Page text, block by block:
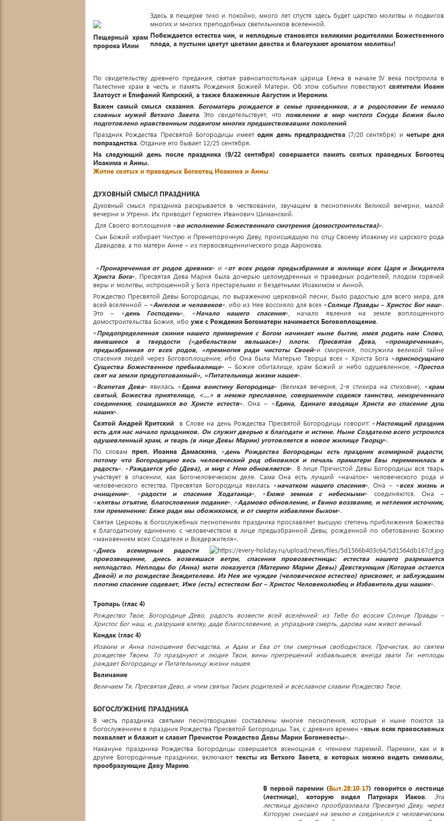
Пещерный храм
пророка Илии
Здесь в пещерке тихо и покойно, много лет спустя здесь будет царство молитвы и подвигов
многих и многих преподобных светильников вселенной.
Побеждается естества чин, и неплодные становятся великими родителями Божественного
плода, а пустыни цветут цветами девства и благоухают ароматом молитвы!
По свидетельству древнего предания, святая равноапостольная царица Елена в начале IV века построила в
Палестине храм в честь и память Рождения Божией Матери. Об этом событии повествуют святители Иоанн
Златоуст и Епифаний Кипрский, а также блаженные Августин и Иероним.
Важен самый смысл сказания. Богоматерь рождается в семье праведников, а в родословии Ее немало
славных мужей Ветхого Завета. Это свидетельствует, что появление в мир чистого Сосуда Божия было
подготовлено нравственным подвигом многих предшествовавших поколений.
Праздник Рождества Пресвятой Богородицы имеетодин день предпразднства(7/20 сентября) и четыре дня
попразднства. Отдание его бывает 12/25 сентября.
На следующий день после праздника (9/22 сентября) совершается память святых праведных Богоотец
Иоакима и Анны.
Житие святых и праведных Богоотец Иоакима и Анны
ДУХОВНЫЙ СМЫСЛ ПРАЗДНИКА
Духовный смысл праздника раскрывается в чествовании, звучащем в песнопениях Великой вечерни, малой
вечерни и Утрени. Их приводит Гермоген Иванович Шиманский.
Для Своего воплощения «во исполнение Божественнаго смотрения (домостроительства)».
Сын Божий избирает Чистую и Пренепорочную Деву, происшедшую по отцу Своему Иоакиму из царского рода
Давидова, а по матери Анне – из первосвященнического рода Ааронова.
«Пронареченная от родов древних» и «от всех родов предызбранная в жилище всех Царя и Зиждителя
Христа Бога», Пресвятая Дева Мария была дочерью целомудренных и праведных родителей, плодом горячей
веры и молитвы, испрошенной у Бога престарелыми и бездетными Иоакимом и Анной.
Рождество Пресвятой Девы Богородицы, по выражению церковной песни, было радостью для всего мира, для
всей вселенной – «Ангелов и человеков», ибо из Нее воссияло для всех «Солнце Правды – Христос Бог наш».
Это – «день Господень», «Начало нашего спасения», начало явления на земле воплощенного
домостроительства Божия, ибо уже с Рождения Богоматери начинается Боговоплощение.
«Предопределенная скиния нашего примирения с Богом начинает ныне бытие, имея родить нам Слово,
явившееся в твердости («дебельством явльшася») плоти. Пресвятая Дева, «пронареченная»,
предызбранная от всех родов, «премногия ради чистоты Своей»и смирения, послужила великой тайне
спасения людей через Боговоплощение, ибо Она была Матерью Творца всех – Христа Бога «присносущнаго
Существа Божественное пребывалище» – Божие обиталище, храм Божий и небо одушевленное, «Престол
свят на земли предуготованный», «Питательница жизни нашея».
«Всепетая Дева» явилась «Едина воистину Богородица» (Великая вечерня, 2-я стихира на стиховне), «храм
святый, Божества приятелище, <...> в немже преславное, совершенное содеяся таинство, неизреченнаго
соединения, сошедшихся во Христе естеств». Она – «Едина, Единаго вводящи Христа во спасение душ
наших».
Святой Андрей Критский в Слове на день Рождества Пресвятой Богородицы говорит: «Настоящий праздник
есть для нас начало праздников. Он служит дверью к благодати и истине. Ныне Создателю всего устроился
одушевленный храм, и тварь (в лице Девы Марии) уготовляется в новое жилище Творцу».
По словам преп. Иоанна Дамаскина, «день Рождества Богородицы есть праздник всемирной радости,
потому что Богородицею весь человеческий род обновился и печаль праматери Евы переменилась в
радость». «Раждается убо (Дева), и мир с Нею обновляется». В лице Пречистой Девы Богородицы вся тварь
участвует в спасении, как Богочеловеческом деле. Сама Она есть лучший «начаток» человеческого рода и
человеческого естества. Пресвятая Богородица явилась «начатком нашего спасения», Она – «всех жизнь и
очищение», «радости и спасения Ходатаица», «Еюже земная с небесными» соединяются. Она –
«клятвыотъятие, благословения подание», «Адамово обновление, и Евино воззвание, и нетления источник,
тли пременение: Еяже ради мы обожихомся, и от смерти избавлени быхом».
Святая Церковь в богослужебных песнопениях праздника прославляет высшую степень приближения Божества
к благодатному единению с человечеством в лице предызбранной Девы, рожденной по обетованию Божию
«мановением всех Создателя и Вседержителя».
«Днесь всемирныя радости
провозвещение, днесьвозвеяшася ветри, спасения провозвестницы: естества нашего разрешается
неплодство. Неплоды бо (Анна) мати показуется (Материю Марии Девы) Девствующия (Которая остается
Девой) и по рождестве Зиждителеве. Из Нея же чуждее (человеческое естество) присвояет, и заблуждшим
плотию спасение содевает, Иже (есть) естеством Бог – Христос Человеколюбец и Избавитель душ наших».
Тропарь (глас 4)
Рождество Твое, Богородице Дево, радость возвести всей вселённей: из Тебе бо возсия Солнце Правды –
Христос Бог наш, и, разрушив клятву, даде благословение, и, упразднив смерть, дарова нам живот вечный.
Кондак (глас 4)
Иоаким и Анна поношение бесчадства, и Адам и Ева от тли смертныя свободистася, Пречистая, во святем
рождестве Твоем. То празднуют и людие Твои, вины прегрешений избавльшеся, внегда звати Ти: неплоды
раждает Богородицу и Питательницу жизни нашея.
Величание
Величаем Тя, Пресвятая Дево, и чтим святых Твоих родителей и всеславное славим Рождество Твое.
БОГОСЛУЖЕНИЕ ПРАЗДНИКА
В честь праздника святыми песнотворцами составлены многие песнопения, которые и ныне поются за
богослужением в праздник Рождества Пресвятой Богородицы. Так, с древних времен «язык всяк православных
похваляет и блажит и славит Пречистое Рождество Девы Марии Богоневесты».
Накануне праздника Рождества Богородицы совершается всенощная с чтением паремий. Паремии, как и в
другие Богородичные праздники, включают тексты из Ветхого Завета, в которых можно видеть символы,
прообразующие Деву Марию.
В первой паремии (Быт.28:10-17) говорится о лествице
(лестнице), которую видел Патриарх Иаков. Эта
лествица духовно прообразовала Пресвятую Деву, через
Которую снисшел на землю и соединился с человеческим